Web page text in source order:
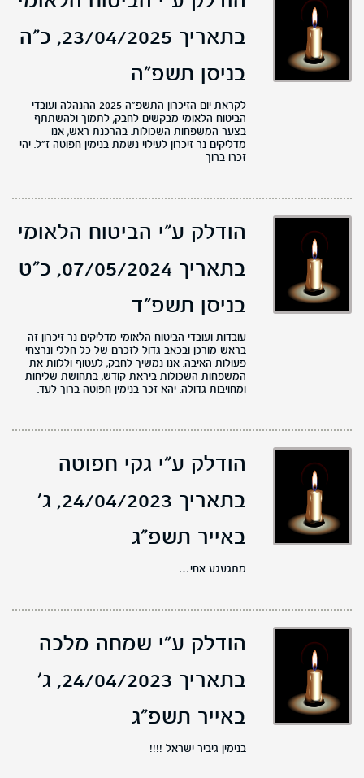
בתאריך 23/04/2025,
כ"ה
בניסן תשפ"ה
לקראת יום הזיכרון התשפ״ה 2025 ההנהלה ועובדי
הביטוח הלאומי מבקשים לחבק, לתמוך ולהשתתף
בצער המשפחות השכולות. בהרכנת ראש, אנו
מדליקים נר זיכרון לעילוי נשמת בנימין חפוטה ז״ל. יהי
זכרו ברוך
הודלק ע"י הביטוח הלאומי
בתאריך 07/05/2024,
כ"ט
בניסן תשפ"ד
עובדות ועובדי הביטוח הלאומי מדליקים נר זיכרון זה
בראש מורכן ובכאב גדול לזכרם של כל חללי ונרצחי
פעולות האיבה. אנו נמשיך לחבק, לעטוף וללוות את
המשפחות השכולות ביראת קודש, בתחושת שליחות
ומחויבות גדולה. יהא זכר בנימין חפוטה ברוך לעד.
הודלק ע"י גקי חפוטה
בתאריך 24/04/2023,
ג'
באייר תשפ"ג
מתגעגע אחי…..
הודלק ע"י שמחה מלכה
בתאריך 24/04/2023,
ג'
באייר תשפ"ג
בנימין גיביר ישראל !!!!